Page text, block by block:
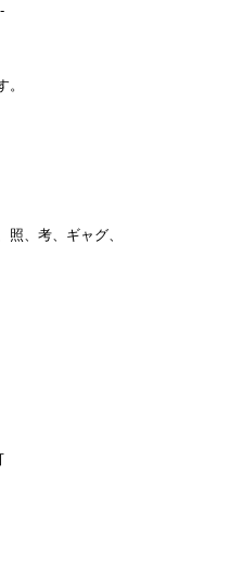
、考、ギャグ、